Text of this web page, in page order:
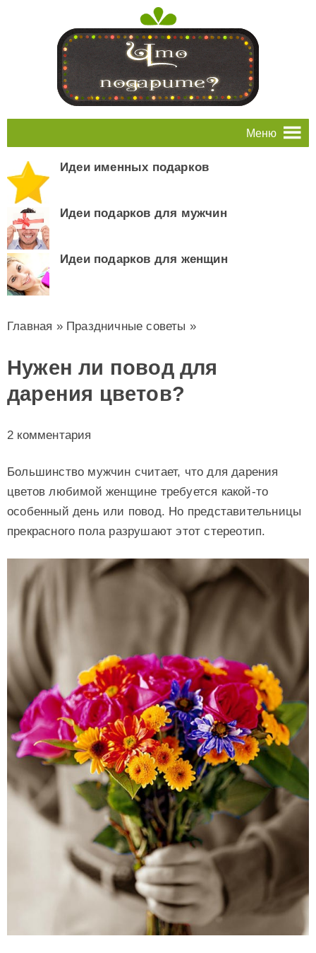
Меню
Идеи именных подарков
Идеи подарков для мужчин
Идеи подарков для женщин
Главная » Праздничные советы »
Нужен ли повод для
дарения цветов?
2 комментария
Большинство мужчин считает, что для дарения
цветов любимой женщине требуется какой-то
особенный день или повод. Но представительницы
прекрасного пола разрушают этот стереотип.